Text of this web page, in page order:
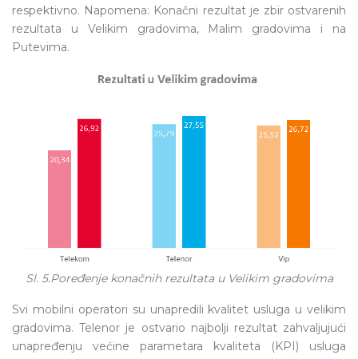
respektivno. Napomena: Konačni rezultat je zbir ostvarenih
rezultata u Velikim gradovima, Malim gradovima i na
Putevima.
Sl. 5.Poređenje konačnih rezultata u Velikim gradovima
Svi mobilni operatori su unapredili kvalitet usluga u velikim
gradovima. Telenor je ostvario najbolji rezultat zahvaljujući
unapređenju većine parametara kvaliteta (KPI) usluga